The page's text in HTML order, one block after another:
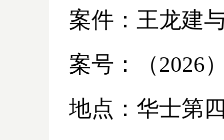
案件：王龙建
案号：（2026
地点：华士第